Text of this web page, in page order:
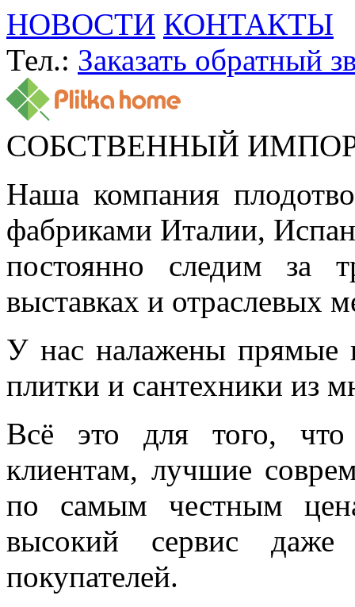
НОВОСТИ КОНТАКТЫ
Тел.: Заказать обратный
СОБСТВЕННЫЙ
Наша компания
фабриками Италии,
постоянно следим за
выставках и отраслевых
У нас налажены прямые
плитки и сантехники из
Всё это для того,
клиентам, лучшие
по самым честным
высокий сервис даже
покупателей.